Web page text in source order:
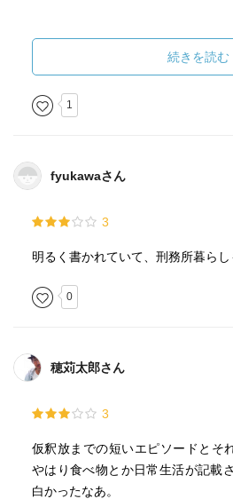
一寸先は闇ということを肝に銘じ
行こうと再認識した。
続きを読む
1
fyukawaさん
3
明るく書かれていて、刑務所暮らし
0
穂苅太郎さん
3
仮釈放までの短いエピソードとそ
やはり食べ物とか日常生活が記載
白かったなあ。